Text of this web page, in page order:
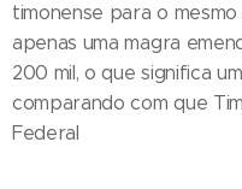
timonense para o
apenas uma magra
200 mil, o que significa
comparando com que
Federal